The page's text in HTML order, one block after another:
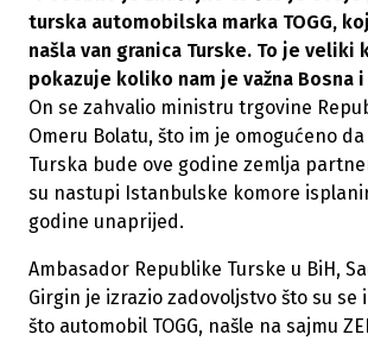
turska automobilska marka TOGG,
našla van granica Turske. To je veliki
pokazuje koliko nam je važna Bosna
On se zahvalio ministru trgovine
Omeru Bolatu, što im je omogućeno
Turska bude ove godine zemlja
su nastupi Istanbulske komore
godine unaprijed.
Ambasador Republike Turske u BiH,
Girgin je izrazio zadovoljstvo što su se
što automobil TOGG, našle na sajmu